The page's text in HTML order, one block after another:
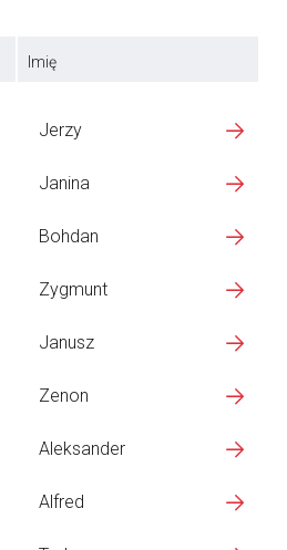
Imię
Jerzy
Janina
Bohdan
Zygmunt
Janusz
Zenon
Aleksander
Alfred